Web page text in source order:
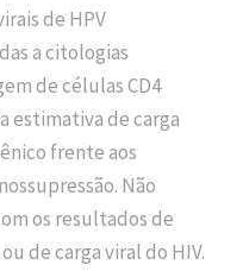
de HPV
a citologias
de células CD4
estimativa de carga
frente aos
Não
os resultados de
de carga viral do HIV.